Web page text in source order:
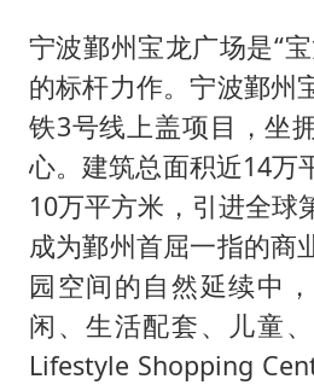
宁波鄞州宝龙广场是“
的标杆力作。宁波鄞州
铁3号线上盖项目，坐
心。建筑总面积近14万
10万平方米，引进全球
成为鄞州首屈一指的商
园空间的自然延续中
闲、生活配套、儿童
Lifestyle Shopping